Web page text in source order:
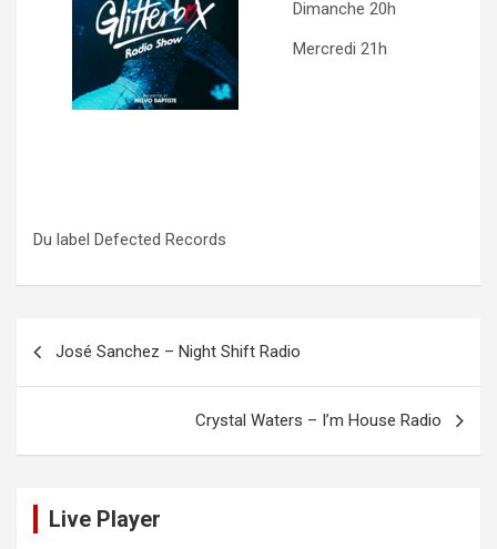
Dimanche 20h
Mercredi 21h
Du label Defected Records
José Sanchez – Night Shift Radio
Crystal Waters – I’m House Radio
Live Player